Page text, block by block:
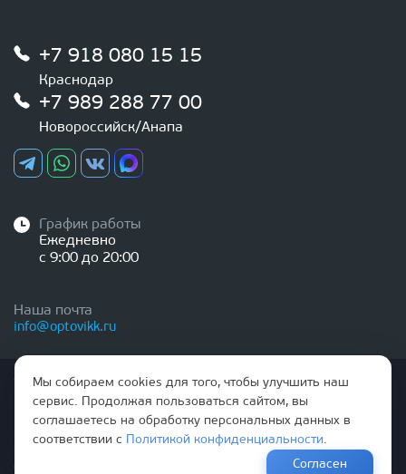
+7 918 080 15 15
Краснодар
+7 989 288 77 00
Новороссийск/Анапа
График работы
Ежедневно
с 9:00 до 20:00
Наша почта
info@optovikk.ru
Стоимость товаров и услуг, указанная на сайте,
Правила эксплутации входных и межкомнатных дверей
Мы собираем cookies для того, чтобы улучшить наш
сервис. Продолжая пользоваться сайтом, вы
соглашаетесь на обработку персональных данных в
соответствии с
Политикой конфиденциальности.
Согласен